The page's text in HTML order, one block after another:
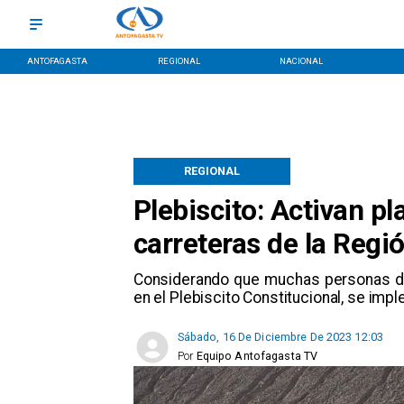
ANTOFAGASTA REGIONAL NACIONAL
Plebiscito: Activan
carreteras de la
Considerando que muchas personas
en el Plebiscito Constitucional, se
REGIONAL
Sábado, 16 De Diciembre De 2023 12:03
Equipo Antofagasta TV
Por